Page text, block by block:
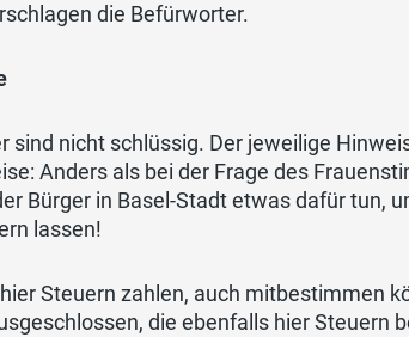
die Befürworter.
nicht schlüssig. Der jeweilige
Anders als bei der Frage des
Bürger in Basel-Stadt etwas dafür tun,
lassen!
Steuern zahlen, auch mitbestimmen
die ebenfalls hier Steuern